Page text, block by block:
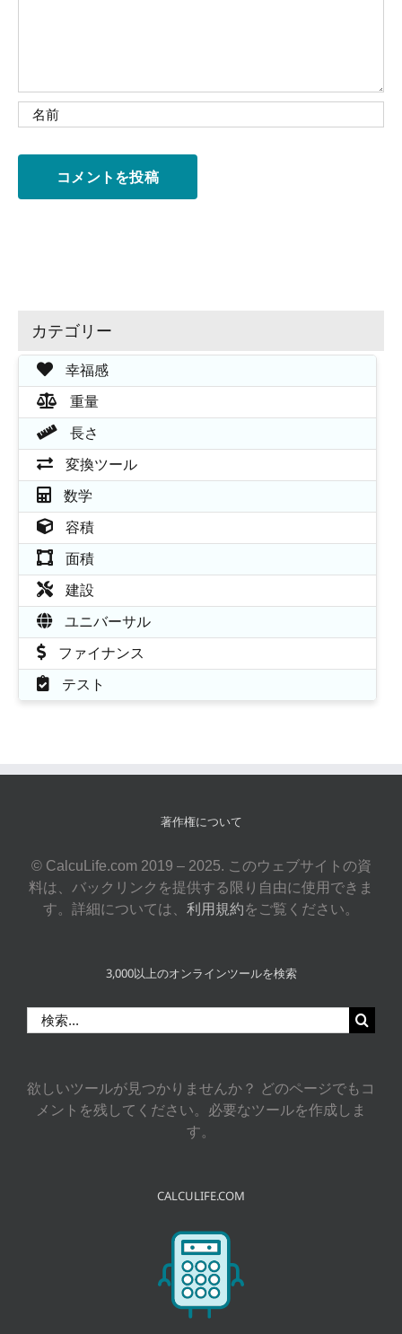
カテゴリー
幸福感
重量
長さ
変換ツール
数学
容積
面積
建設
ユニバーサル
ファイナンス
テスト
著作権について
© CalcuLife.com 2019 – 2025. このウェブサイトの資
料は、バックリンクを提供する限り自由に使用できま
す。詳細については、 利用規約をご覧ください。
3,000以上のオンラインツールを検索
索
欲しいツールが見つかりませんか？ どのページでもコ
メントを残してください。必要なツールを作成しま
す。
CALCULIFE.COM